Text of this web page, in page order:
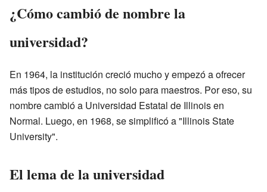
¿Cómo cambió de nombre la
universidad?
En 1964, la institución creció mucho y empezó a ofrecer
más tipos de estudios, no solo para maestros. Por eso, su
nombre cambió a Universidad Estatal de Illinois en
Normal. Luego, en 1968, se simplificó a "Illinois State
University".
El lema de la universidad